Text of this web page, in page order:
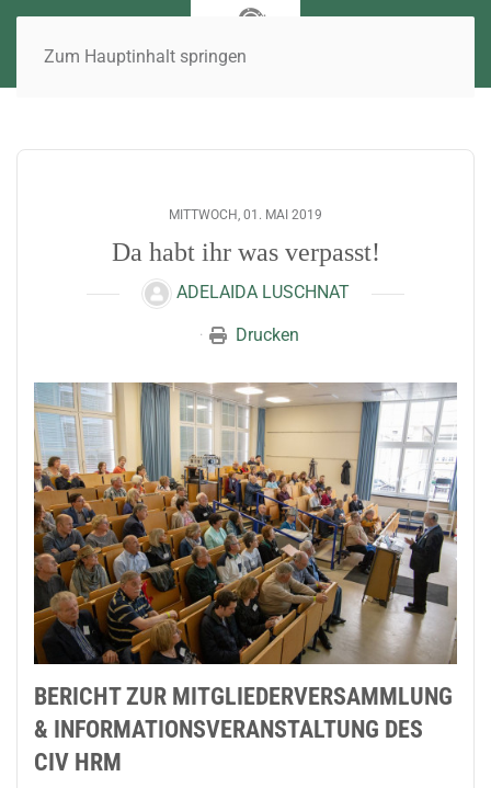
Zum Hauptinhalt springen
MITTWOCH, 01. MAI 2019
Da habt ihr was verpasst!
ADELAIDA LUSCHNAT
Drucken
BERICHT ZUR MITGLIEDERVERSAMMLUNG
& INFORMATIONSVERANSTALTUNG DES
CIV HRM